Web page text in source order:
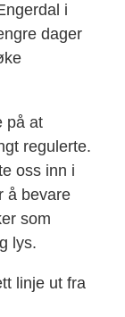
i
dager
på at
regulerte.
oss inn i
å bevare
som
lys.
linje ut fra